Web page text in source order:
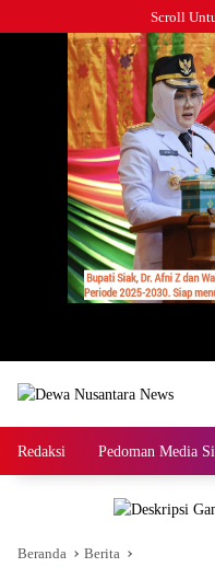
ke
Scroll
Redaksi Pedoman Media
Beranda Berita